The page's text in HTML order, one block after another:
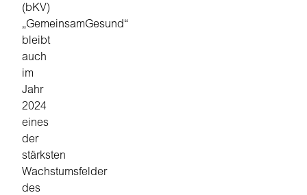
(bKV)
„GemeinsamGesund“
bleibt
auch
im
Jahr
2024
eines
der
stärksten
Wachstumsfelder
des